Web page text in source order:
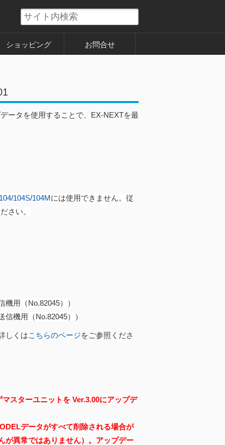
ショッピング お問合せ
ータを使用することで、EX-NEXTを最
/104S/104Mには使用できません。従
さい。
用（No.82045）
）
機用（No.82045）
）
しくはこちらのページをご参照くださ
スターユニットを Ver.3.00にアップデ
データがすべて削除される場合が
が異常ではありません）。アップデー